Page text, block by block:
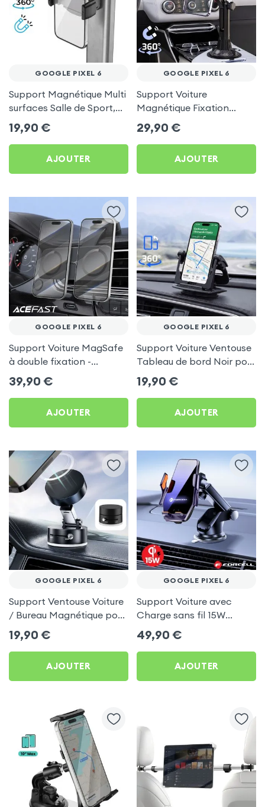
GOOGLE PIXEL 6
Support Magnétique Multi
surfaces Salle de Sport,
frigo pour Google Pixel 6
19,90 €
AJOUTER
GOOGLE PIXEL 6
Support Voiture
Magnétique Fixation
Porte-gobelet pour
Google Pixel 6
29,90 €
AJOUTER
GOOGLE PIXEL 6
Support Voiture MagSafe
à double fixation -
Acefast pour Google Pixel
6
39,90 €
AJOUTER
GOOGLE PIXEL 6
Support Voiture Ventouse
Tableau de bord Noir pour
Google Pixel 6
19,90 €
AJOUTER
GOOGLE PIXEL 6
Support Ventouse Voiture
/ Bureau Magnétique pour
Google Pixel 6
19,90 €
AJOUTER
GOOGLE PIXEL 6
Support Voiture avec
Charge sans fil 15W
Forcell pour Google Pixel
6
49,90 €
AJOUTER